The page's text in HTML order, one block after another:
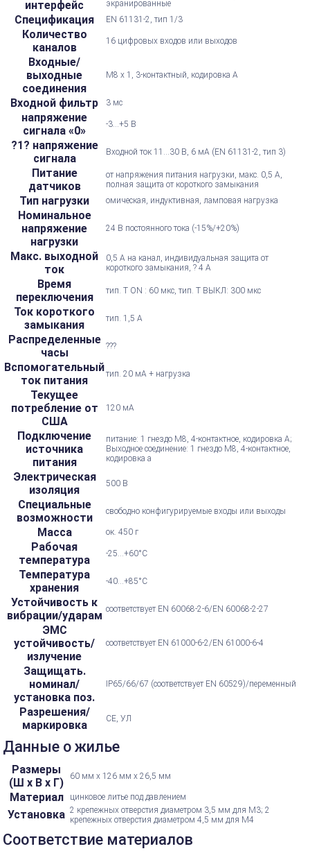
интерфейс
экранированные
Спецификация EN 61131-2, тип 1/3
Количество
каналов
16 цифровых входов или выходов
Входные/
выходные
соединения
M8 x 1, 3-контактный, кодировка А
Входной фильтр 3 мс
напряжение
сигнала «0»
-3...+5 В
?1? напряжение
сигнала
Входной ток 11...30 В, 6 мА (EN 61131-2, тип 3)
Питание
датчиков
от напряжения питания нагрузки, макс. 0,5 А,
полная защита от короткого замыкания
Тип нагрузки омическая, индуктивная, ламповая нагрузка
Номинальное
напряжение
нагрузки
24 В постоянного тока (-15%/+20%)
Макс. выходной
ток
0,5 А на канал, индивидуальная защита от
короткого замыкания, ? 4 А
Время
переключения
тип. T ON : 60 мкс, тип. Т ВЫКЛ: 300 мкс
Ток короткого
замыкания
тип. 1,5 А
Распределенные
часы
???
Вспомогательный
ток питания
тип. 20 мА + нагрузка
Текущее
потребление от
США
120 мА
Подключение
источника
питания
питание: 1 гнездо M8, 4-контактное, кодировка А;
Выходное соединение: 1 гнездо M8, 4-контактное,
кодировка a
Электрическая
изоляция
500 В
Специальные
возможности
свободно конфигурируемые входы или выходы
Масса ок. 450 г
Рабочая
температура
-25...+60°С
Температура
хранения
-40...+85°С
Устойчивость к
вибрации/ударам соответствует EN 60068-2-6/EN 60068-2-27
ЭМС
устойчивость/
излучение
соответствует EN 61000-6-2/EN 61000-6-4
Защищать.
номинал/
установка поз.
IP65/66/67 (соответствует EN 60529)/переменный
Разрешения/
маркировка
CE, УЛ
Данные о жилье
Размеры
(Ш х В х Г)
60 мм х 126 мм х 26,5 мм
Материал цинковое литье под давлением
Установка 2 крепежных отверстия диаметром 3,5 мм для М3; 2
крепежных отверстия диаметром 4,5 мм для M4
Соответствие материалов